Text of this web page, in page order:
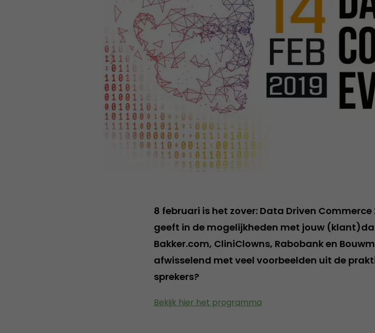
8 februari is het zover: Data Driven
geeft in de mogelijkheden met jouw
Bakker.com, CliniClowns, Rabobank en
afwisselend met veel voorbeelden uit de
sprekers?
Bekijk hier het programma